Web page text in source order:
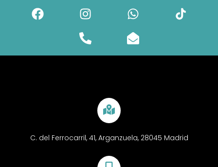
C. del Ferrocarril, 41, Arganzuela, 28045 Madrid